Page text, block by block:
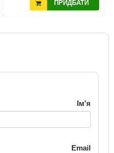
ПРИДБАТИ
Ім'я
Email